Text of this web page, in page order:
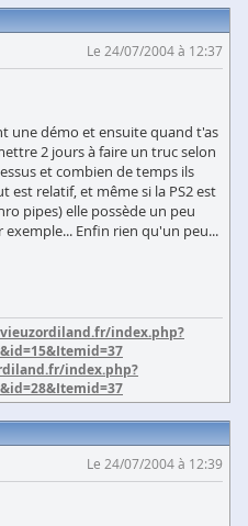
Le 24/07/2004 à 12:37
une démo et ensuite quand t'as
2 jours à faire un truc selon
et combien de temps ils
est relatif, et même si la PS2 est
pipes) elle possède un peu
Enfin rien qu'un peu...
index.php?
index.php?
Le 24/07/2004 à 12:39